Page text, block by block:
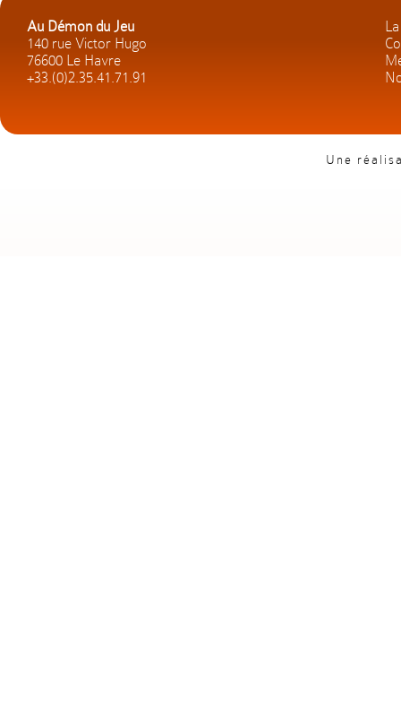
Au Démon du Jeu
140 rue Victor Hugo
76600 Le Havre
+33.(0)2.35.41.71.91
Une